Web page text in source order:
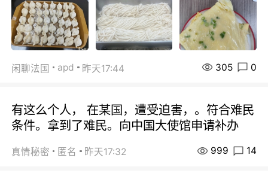
闲聊法国 apd 昨天17:44 305 0
有这么个人， 在某国，遭受迫害，。符合难民
条件。拿到了难民。向中国大使馆申请补办
真情秘密 匿名 昨天17:32 999 14